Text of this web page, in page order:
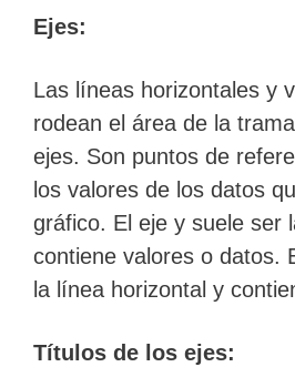
Ejes:
Las líneas horizontales y
rodean el área de la
ejes. Son puntos de
los valores de los datos
gráfico. El eje y suele ser
contiene valores o datos.
la línea horizontal y
Títulos de los ejes: